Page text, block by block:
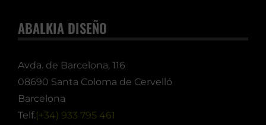
ABALKIA DISEÑO
Avda. de Barcelona, 116
08690 Santa Coloma de Cervelló
Barcelona
Telf.(+34) 933 795 461